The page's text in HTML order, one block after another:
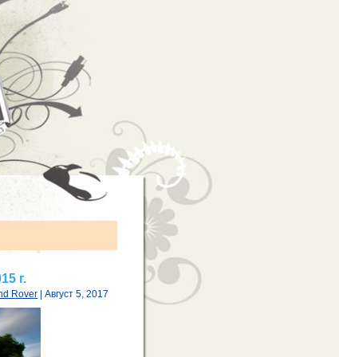
г.
Rover | Август 5, 2017